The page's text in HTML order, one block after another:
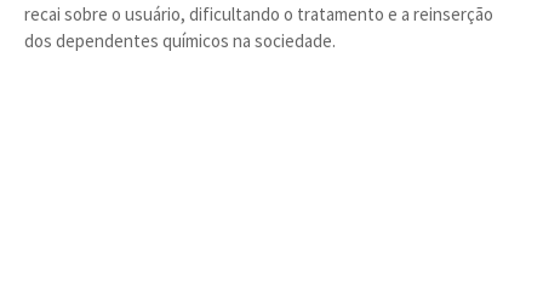
recai sobre o usuário, dificultando o tratamento e a reinserção
dos dependentes químicos na sociedade.